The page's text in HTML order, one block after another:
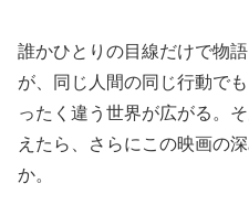
誰かひとりの目線だけで物
が、同じ人間の同じ行動で
ったく違う世界が広がる。
えたら、さらにこの映画の
か。